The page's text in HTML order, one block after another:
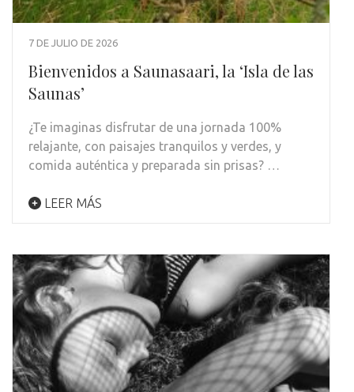
7 DE JULIO DE 2026
Bienvenidos a Saunasaari, la ‘Isla de las
Saunas’
¿Te imaginas disfrutar de una jornada 100%
relajante, con paisajes tranquilos y verdes, y
comida auténtica y preparada sin prisas? …
LEER MÁS